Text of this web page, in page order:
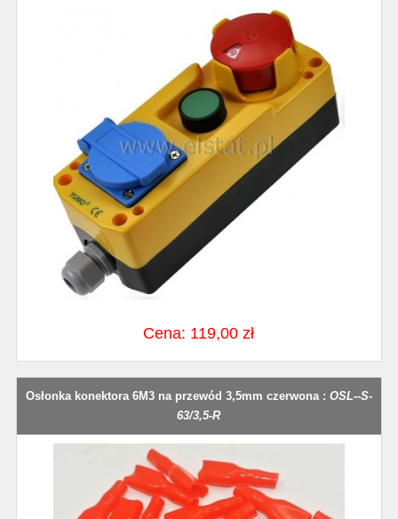
Cena: 119,00 zł
Osłonka konektora 6M3 na przewód 3,5mm czerwona : OSL--S-
63/3,5-R